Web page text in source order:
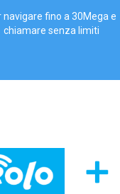
navigare fino a 30Mega e
chiamare senza limiti